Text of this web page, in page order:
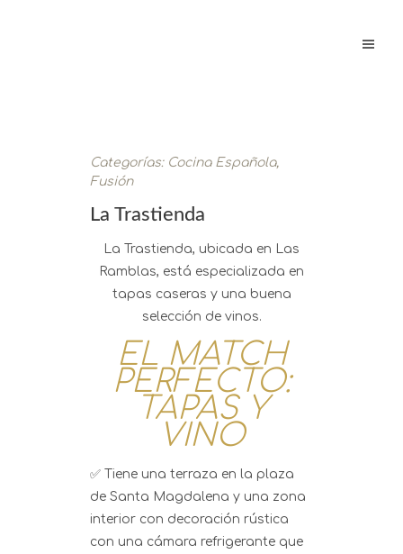
Categorías: Cocina Española,
Fusión
La Trastienda
La Trastienda, ubicada en Las
Ramblas, está especializada en
tapas caseras y una buena
selección de vinos.
EL MATCH
PERFECTO:
TAPAS Y
VINO
✅ Tiene una terraza en la plaza
de Santa Magdalena y una zona
interior con decoración rústica
con una cámara refrigerante que